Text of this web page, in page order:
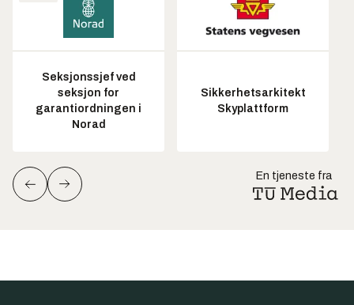
Seksjonssjef ved
seksjon for
garantiordningen i
Norad
Sikkerhetsarkitekt
Skyplattform
En tjeneste fra